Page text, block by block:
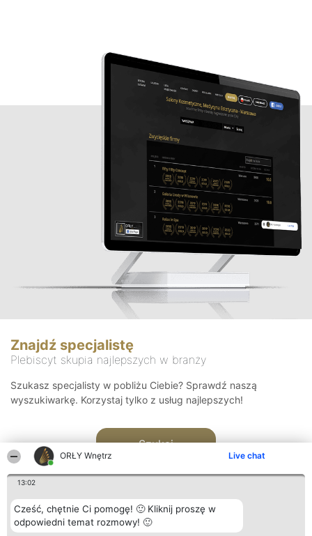
ORŁY Wnętrz Live chat
13:02
Cześć, chętnie Ci pomogę! 🙂 Kliknij proszę w
odpowiedni temat rozmowy! 🙂
Znajdź specjalistę
Plebiscyt skupia najlepszych w branży
Szukasz specjalisty w pobliżu Ciebie? Sprawdź naszą
wyszukiwarkę. Korzystaj tylko z usług najlepszych!
Szukaj